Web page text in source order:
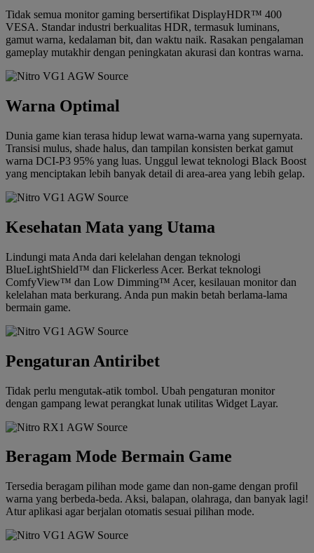
Tidak semua monitor gaming bersertifikat DisplayHDR™ 400
VESA. Standar industri berkualitas HDR, termasuk luminans,
gamut warna, kedalaman bit, dan waktu naik. Rasakan pengalaman
gameplay mutakhir dengan peningkatan akurasi dan kontras warna.
Warna Optimal
Dunia game kian terasa hidup lewat warna-warna yang supernyata.
Transisi mulus, shade halus, dan tampilan konsisten berkat gamut
warna DCI-P3 95% yang luas. Unggul lewat teknologi Black Boost
yang menciptakan lebih banyak detail di area-area yang lebih gelap.
Kesehatan Mata yang Utama
Lindungi mata Anda dari kelelahan dengan teknologi
BlueLightShield™ dan Flickerless Acer. Berkat teknologi
ComfyView™ dan Low Dimming™ Acer, kesilauan monitor dan
kelelahan mata berkurang. Anda pun makin betah berlama-lama
bermain game.
Pengaturan Antiribet
Tidak perlu mengutak-atik tombol. Ubah pengaturan monitor
dengan gampang lewat perangkat lunak utilitas Widget Layar.
Beragam Mode Bermain Game
Tersedia beragam pilihan mode game dan non-game dengan profil
warna yang berbeda-beda. Aksi, balapan, olahraga, dan banyak lagi!
Atur aplikasi agar berjalan otomatis sesuai pilihan mode.